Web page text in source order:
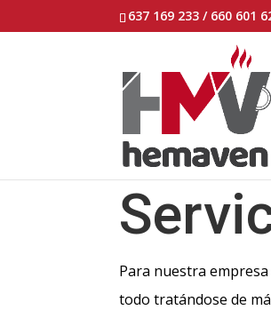
637 169 233 / 660 601
Para nuestra
todo tratándose de